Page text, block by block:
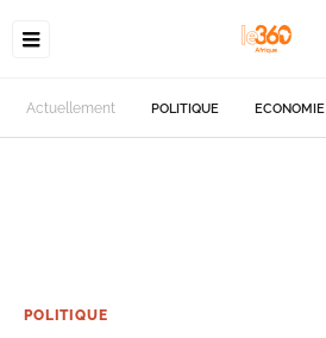
Actuellement POLITIQUE ECONOMIE
POLITIQUE